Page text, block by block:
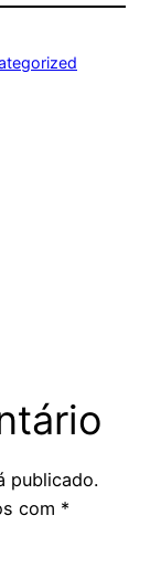
publicado.
com *